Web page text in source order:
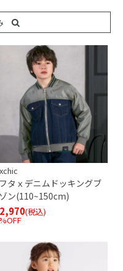
タｘデニムドッキングブ
ン(110~150cm)
(税込)